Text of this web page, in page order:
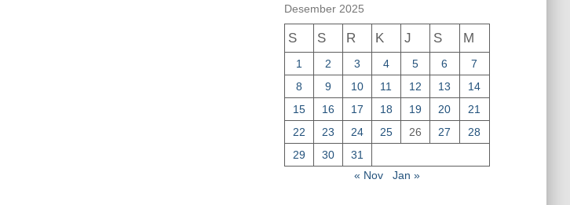
Desember 2025
S S R K J S M
1 2 3 4 5 6
7
8
9 10 11 12 13
14
15
16 17 18 19 20
21
22
23 24 25 26 27
28
29
30
31
« Nov
Jan »